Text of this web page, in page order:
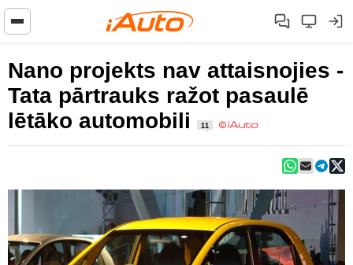
Nano projekts nav attaisnojies -
Tata pārtrauks ražot pasaulē
lētāko automobili
11